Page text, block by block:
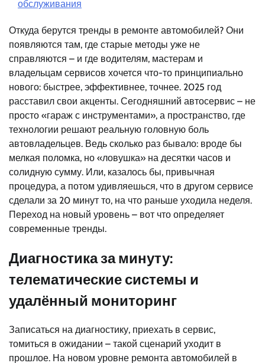
обслуживания
Откуда берутся тренды в ремонте автомобилей? Они
появляются там, где старые методы уже не
справляются – и где водителям, мастерам и
владельцам сервисов хочется что-то принципиально
нового: быстрее, эффективнее, точнее. 2025 год
расставил свои акценты. Сегодняшний автосервис – не
просто «гараж с инструментами», а пространство, где
технологии решают реальную головную боль
автовладельцев. Ведь сколько раз бывало: вроде бы
мелкая поломка, но «ловушка» на десятки часов и
солидную сумму. Или, казалось бы, привычная
процедура, а потом удивляешься, что в другом сервисе
сделали за 20 минут то, на что раньше уходила неделя.
Переход на новый уровень – вот что определяет
современные тренды.
Диагностика за минуту:
телематические системы и
удалённый мониторинг
Записаться на диагностику, приехать в сервис,
томиться в ожидании – такой сценарий уходит в
прошлое. На новом уровне ремонта автомобилей в